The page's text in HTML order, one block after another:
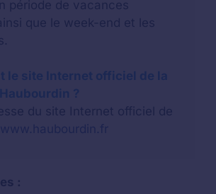
période de vacances
que le week-end et les
le site Internet officiel de la
?
du site Internet officiel de
www.haubourdin.fr
: